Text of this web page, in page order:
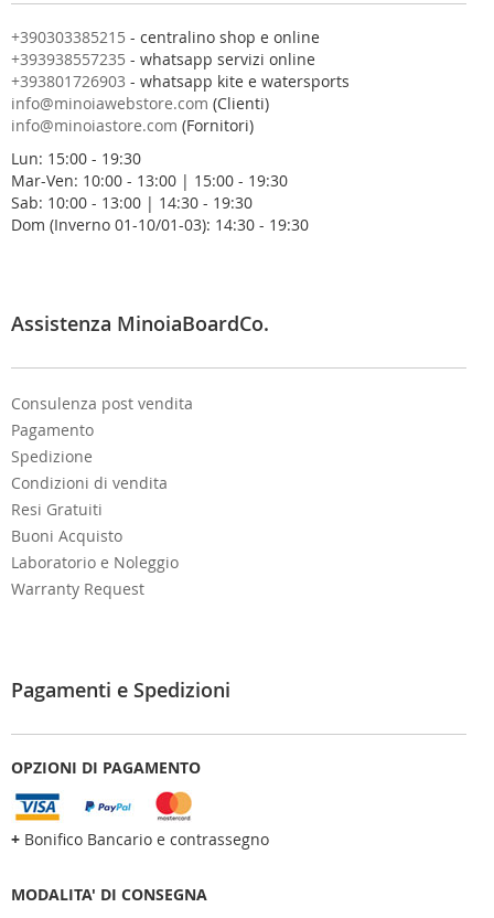
n
o
s
t
r
a
e
w
s
l
e
:
+390303385215 - centralino shop e online
+393938557235 - whatsapp servizi online
+393801726903 - whatsapp kite e watersports
info@minoiawebstore.com (Clienti)
info@minoiastore.com (Fornitori)
Lun: 15:00 - 19:30
Mar-Ven: 10:00 - 13:00 | 15:00 - 19:30
Sab: 10:00 - 13:00 | 14:30 - 19:30
Dom (Inverno 01-10/01-03): 14:30 - 19:30
Assistenza MinoiaBoardCo.
Consulenza post vendita
Pagamento
Spedizione
Condizioni di vendita
Resi Gratuiti
Buoni Acquisto
Laboratorio e Noleggio
Warranty Request
Pagamenti e Spedizioni
OPZIONI DI PAGAMENTO
+ Bonifico Bancario e contrassegno
MODALITA' DI CONSEGNA